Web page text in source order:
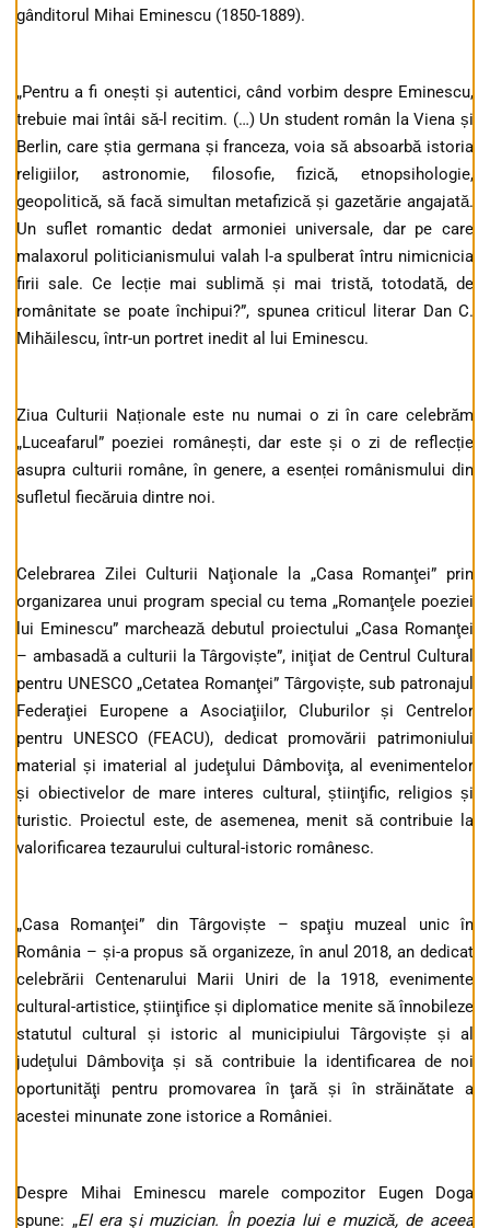
gânditorul Mihai Eminescu (1850-1889).
„Pentru a fi onești și autentici, când vorbim despre Eminescu,
trebuie mai întâi să-l recitim. (…) Un student român la Viena și
Berlin, care știa germana și franceza, voia să absoarbă istoria
religiilor, astronomie, filosofie, fizică, etnopsihologie,
geopolitică, să facă simultan metafizică și gazetărie angajată.
Un suflet romantic dedat armoniei universale, dar pe care
malaxorul politicianismului valah l-a spulberat întru nimicnicia
firii sale. Ce lecție mai sublimă și mai tristă, totodată, de
românitate se poate închipui?”, spunea criticul literar Dan C.
Mihăilescu, într-un portret inedit al lui Eminescu.
Ziua Culturii Naționale este nu numai o zi în care celebrăm
„Luceafarul” poeziei românești, dar este și o zi de reflecție
asupra culturii române, în genere, a esenței românismului din
sufletul fiecăruia dintre noi.
Celebrarea Zilei Culturii Naţionale la „Casa Romanţei” prin
organizarea unui program special cu tema „Romanţele poeziei
lui Eminescu” marchează debutul proiectului „Casa Romanţei
– ambasadă a culturii la Târgoviște”, iniţiat de Centrul Cultural
pentru UNESCO „Cetatea Romanţei” Târgoviște, sub patronajul
Federaţiei Europene a Asociaţiilor, Cluburilor și Centrelor
pentru UNESCO (FEACU), dedicat promovării patrimoniului
material și imaterial al judeţului Dâmboviţa, al evenimentelor
și obiectivelor de mare interes cultural, știinţific, religios și
turistic. Proiectul este, de asemenea, menit să contribuie la
valorificarea tezaurului cultural-istoric românesc.
„Casa Romanţei” din Târgoviște – spaţiu muzeal unic în
România – și-a propus să organizeze, în anul 2018, an dedicat
celebrării Centenarului Marii Uniri de la 1918, evenimente
cultural-artistice, știinţifice și diplomatice menite să înnobileze
statutul cultural și istoric al municipiului Târgoviște și al
judeţului Dâmboviţa și să contribuie la identificarea de noi
oportunităţi pentru promovarea în ţară și în străinătate a
acestei minunate zone istorice a României.
Despre Mihai Eminescu marele compozitor Eugen Doga
spune: „El era şi muzician. În poezia lui e muzică, de aceea